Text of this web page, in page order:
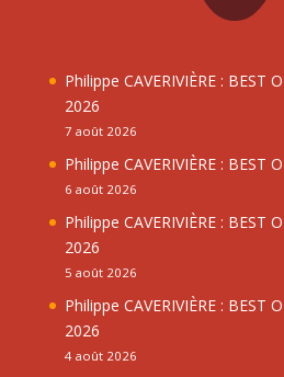
Philippe CAVERIVIÈRE : BEST
2026
7 août 2026
Philippe CAVERIVIÈRE : BEST
6 août 2026
Philippe CAVERIVIÈRE : BEST
2026
5 août 2026
Philippe CAVERIVIÈRE : BEST
2026
4 août 2026